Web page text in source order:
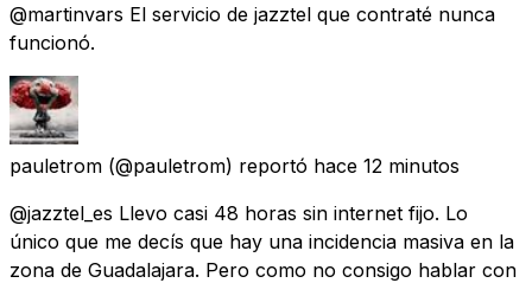
@martinvars El servicio de jazztel que contraté nunca
funcionó.
pauletrom (@pauletrom) reportó hace 12 minutos
@jazztel_es Llevo casi 48 horas sin internet fijo. Lo
único que me decís que hay una incidencia masiva en la
zona de Guadalajara. Pero como no consigo hablar con